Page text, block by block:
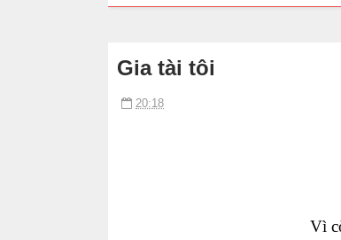
Gia tài tôi
20:18
Vì